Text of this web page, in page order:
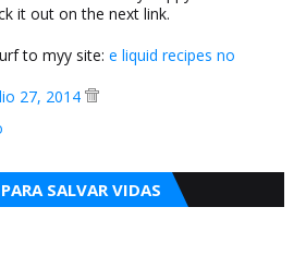
it out on the next link.
to myy site: e liquid recipes no
27, 2014
SALVAR VIDAS